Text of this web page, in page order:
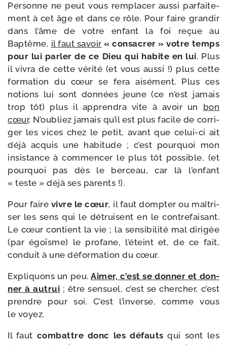
Personne ne peut vous rem­pla­cer aus­si par­fai­te­
ment à cet âge et dans ce rôle. Pour faire gran­dir
dans l’âme de votre enfant la foi reçue au
Baptême, il faut savoir « consa­crer » votre temps
pour lui par­ler de ce Dieu qui habite en lui. Plus
il vivra de cette véri­té (et vous aus­si !) plus cette
for­ma­tion du cœur se fera aisé­ment. Plus ces
notions lui sont don­nées jeune (ce n’est jamais
trop tôt) plus il appren­dra vite à avoir un bon
cœur. N’oubliez jamais qu’il est plus facile de cor­ri­
ger les vices chez le petit, avant que celui-​ci ait
déjà acquis une habi­tude ; c’est pour­quoi mon
insis­tance à com­men­cer le plus tôt pos­sible, (et
pour­quoi pas dès le ber­ceau, car là l’en­fant
« teste » déjà ses parents !).
Pour faire vivre le cœur, il faut domp­ter ou maî­tri­
ser les sens qui le détruisent en le contre­fai­sant.
Le cœur contient la vie ; la sen­si­bi­li­té mal diri­gée
(par égoïsme) le pro­fane, l’é­teint et, de ce fait,
conduit à une défor­ma­tion du cœur.
Expliquons un peu.Aimer, c’est se don­ner et don­
ner à autrui ; être sen­suel, c’est se cher­cher, c’est
prendre pour soi. C’est l’in­verse, comme vous
le voyez.
Il faut com­battre donc les défauts qui sont les